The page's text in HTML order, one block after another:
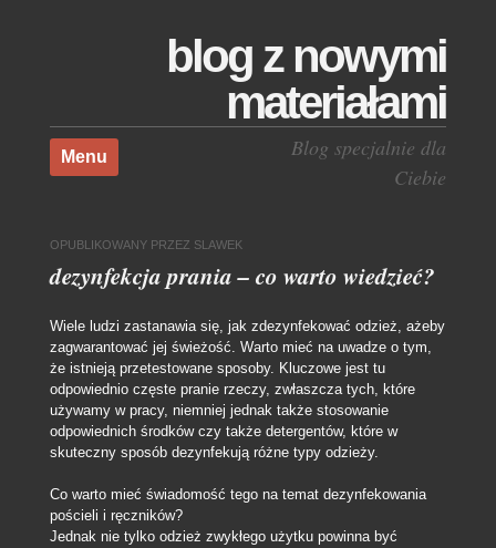
blog z nowymi
materiałami
Blog specjalnie dla
Ciebie
Menu
Skocz do treści
OPUBLIKOWANY PRZEZ SLAWEK
dezynfekcja prania – co warto wiedzieć?
Wiele ludzi zastanawia się, jak zdezynfekować odzież, ażeby
zagwarantować jej świeżość. Warto mieć na uwadze o tym,
że istnieją przetestowane sposoby. Kluczowe jest tu
odpowiednio częste pranie rzeczy, zwłaszcza tych, które
używamy w pracy, niemniej jednak także stosowanie
odpowiednich środków czy także detergentów, które w
skuteczny sposób dezynfekują różne typy odzieży.
Co warto mieć świadomość tego na temat dezynfekowania
pościeli i ręczników?
Jednak nie tylko odzież zwykłego użytku powinna być